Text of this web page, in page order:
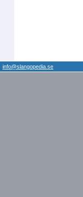
info@slangopedia.se